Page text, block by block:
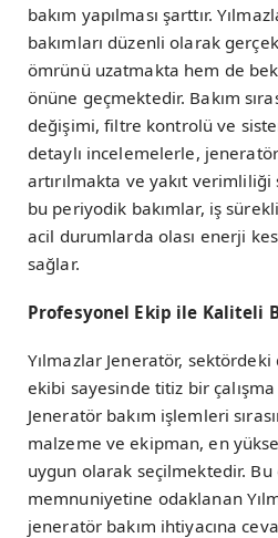
bakım yapılması şarttır.
bakımları düzenli olarak
ömrünü uzatmakta hem de
önüne geçmektedir. Bakım
değişimi, filtre kontrolü ve
detaylı incelemelerle,
artırılmakta ve yakıt verimliliği
bu periyodik bakımlar, iş
acil durumlarda olası enerji
sağlar.
Profesyonel Ekip ile Kaliteli
Yılmazlar Jeneratör,
ekibi sayesinde titiz bir
Jeneratör bakım işlemleri
malzeme ve ekipman, en
uygun olarak seçilmektedir.
memnuniyetine odaklanan
jeneratör bakım ihtiyacına